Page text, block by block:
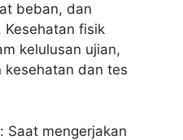
beban, dan
Kesehatan fisik
kelulusan ujian,
dan tes
Saat mengerjakan